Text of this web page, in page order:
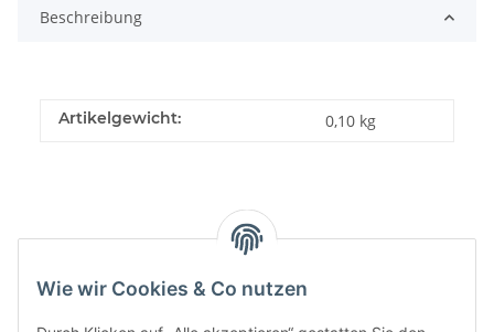
Beschreibung
Artikelgewicht: 0,10 kg
Wie wir Cookies & Co nutzen